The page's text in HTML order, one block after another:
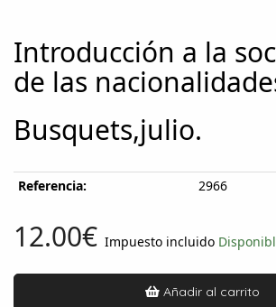
Introducción a la
de las
Busquets,julio.
Referencia: 2966
12.00€ Impuesto incluido
Añadir al carrito